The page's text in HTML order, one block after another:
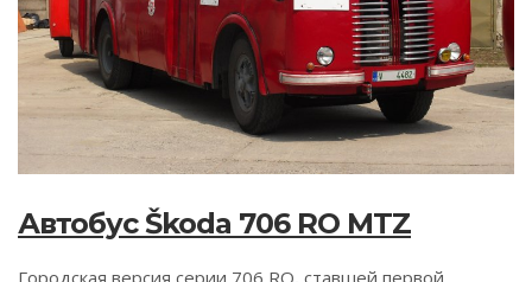
Автобус Škoda 706 RO MTZ
Городская версия серии 706 RO, ставшей первой